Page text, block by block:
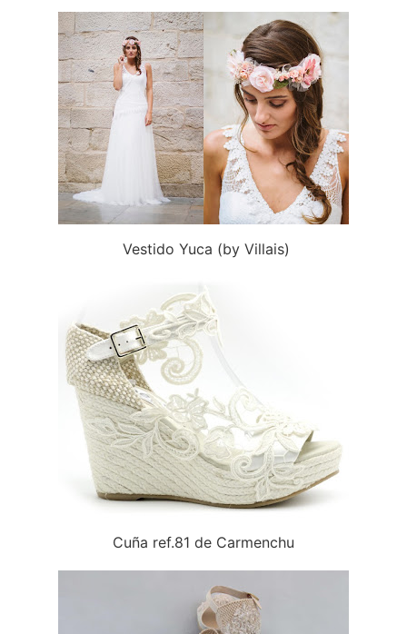
Vestido Yuca (by Villais)
Cuña ref.81 de Carmenchu